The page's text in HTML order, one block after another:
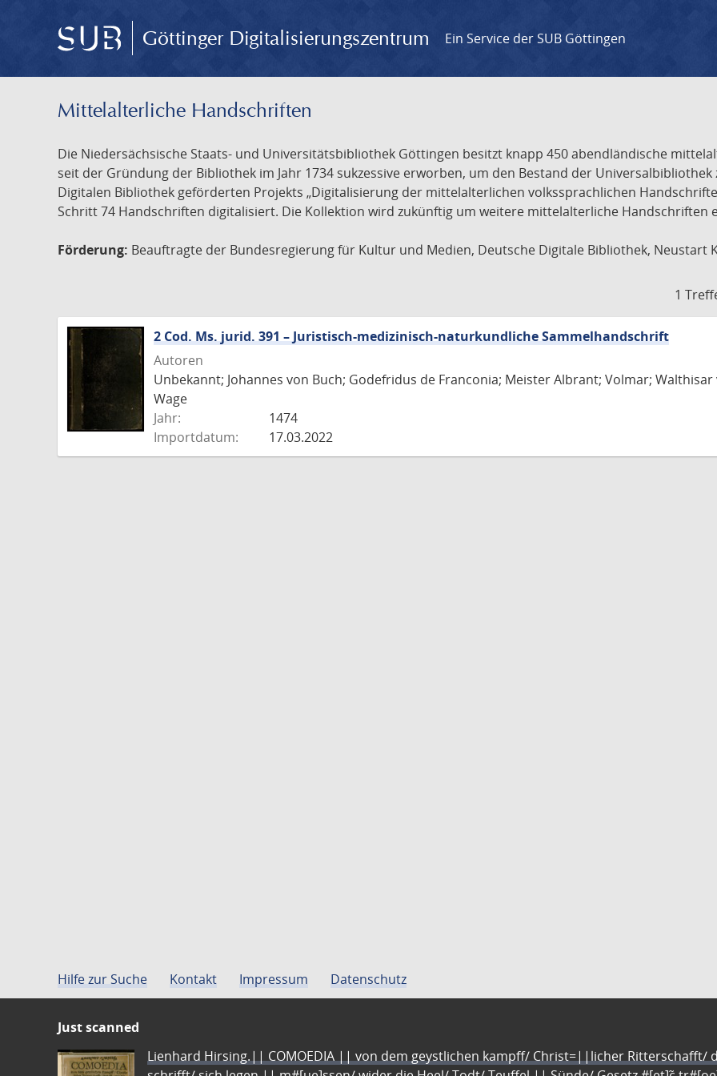
Göttinger Digitalisierungszentrum Ein Service der SUB Göttingen
Mittelalterliche Handschriften
Die Niedersächsische Staats- und Universitätsbibliothek Göttingen besitzt knapp 450 abendländische
seit der Gründung der Bibliothek im Jahr 1734 sukzessive erworben, um den Bestand der
Digitalen Bibliothek geförderten Projekts „Digitalisierung der mittelalterlichen volkssprachlichen
Schritt 74 Handschriften digitalisiert. Die Kollektion wird zukünftig um weitere mittelalterliche Handschriften
Förderung: Beauftragte der Bundesregierung für Kultur und Medien, Deutsche Digitale Bibliothek, Neustart
1
2 Cod. Ms. jurid. 391 – Juristisch-medizinisch-naturkundliche Sammelhandschrift
Autoren
Unbekannt; Johannes von Buch; Godefridus de Franconia; Meister Albrant; Volmar;
Wage
Jahr:
1474
Importdatum:
17.03.2022
Hilfe zur Suche Kontakt Impressum Datenschutz
Just scanned
Lienhard Hirsing.|| COMOEDIA || von dem geystlichen kampff/ Christ=||licher Ritterschafft/